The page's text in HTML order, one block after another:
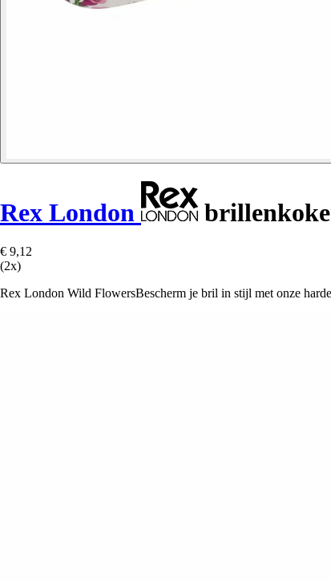
Rex London
€ 9,12
(2x)
Rex London Wild FlowersBescherm je bril in stijl met onze